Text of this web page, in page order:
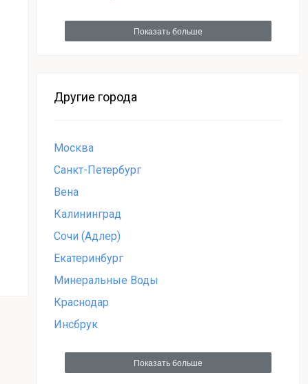
Показать больше
Другие города
Москва
Санкт-Петербург
Вена
Калининград
Сочи (Адлер)
Екатеринбург
Минеральные Воды
Краснодар
Инсбрук
Показать больше